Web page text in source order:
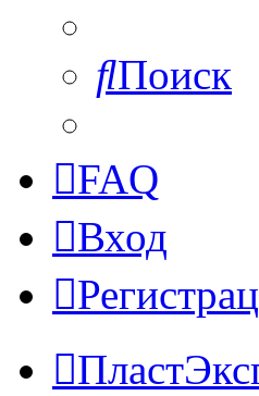
Поиск
FAQ
Вход